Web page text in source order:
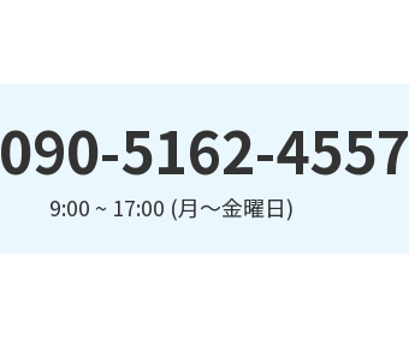
090-5162-4557
9:00 ~ 17:00 (月〜金曜日)